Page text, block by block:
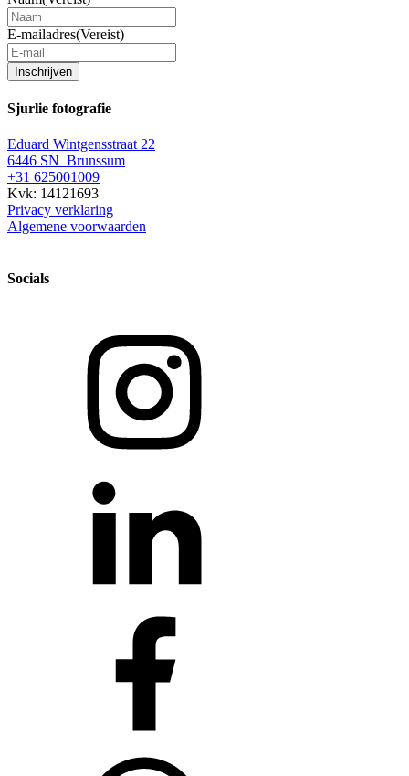
E-mailadres(Vereist)
Inschrijven
Sjurlie fotografie
Eduard Wintgensstraat 22
6446 SN Brunssum
+31 625001009
Kvk: 14121693
Privacy verklaring
Algemene voorwaarden
Socials